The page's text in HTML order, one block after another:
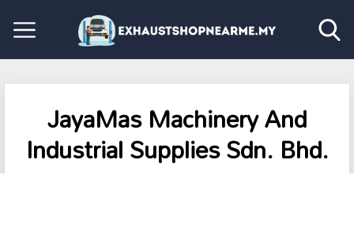
JayaMas Machinery And
Industrial Supplies Sdn. Bhd.